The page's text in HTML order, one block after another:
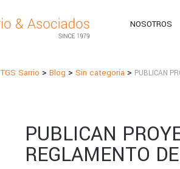
NOSOTROS
TGS Sarrio >Blog >Sin categoría > PUBLICAN
PUBLICAN
REGLAMENTO